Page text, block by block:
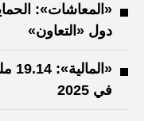
«المعاشات»:
دول «التعاون»
في 2025